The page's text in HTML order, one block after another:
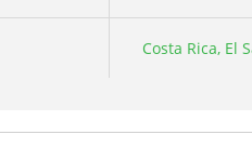
Costa Rica, El